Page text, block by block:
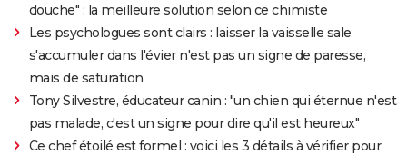
douche" : la meilleure solution selon ce chimiste
Les psychologues sont clairs : laisser la vaisselle sale
s'accumuler dans l'évier n'est pas un signe de paresse,
mais de saturation
Tony Silvestre, éducateur canin : "un chien qui éternue n'est
pas malade, c'est un signe pour dire qu'il est heureux"
Ce chef étoilé est formel : voici les 3 détails à vérifier pour